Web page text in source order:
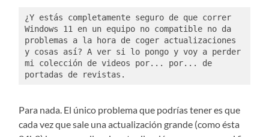
¿Y estás completamente seguro de que correr
Windows 11 en un equipo no compatible no da
problemas a la hora de coger actualizaciones
y cosas así? A ver si lo pongo y voy a perder
mi colección de videos por... por... de
portadas de revistas.
Para nada. El único problema que podrías tener es que
cada vez que sale una actualización grande (como ésta